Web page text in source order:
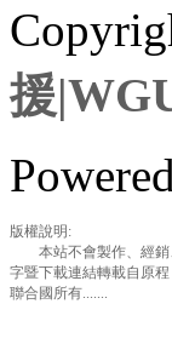
援
版權說明:
本站不會製作、經銷
字暨下載連結轉載自原
聯合國所有.......